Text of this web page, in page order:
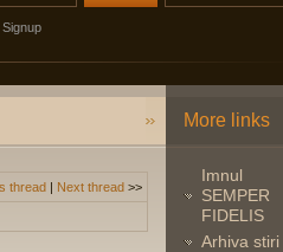
Signup
thread | Next thread >>
More links
Imnul
SEMPER
FIDELIS
Arhiva stiri